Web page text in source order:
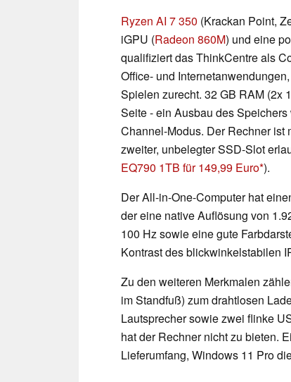
Ryzen AI 7 350 (Krackan Point,
iGPU (Radeon 860M) und eine
qualifiziert das ThinkCentre als
Office- und
Spielen zurecht. 32 GB RAM (2x
Seite - ein Ausbau des
Channel-Modus. Der Rechner ist
zweiter, unbelegter SSD-Slot
EQ790 1TB für 149,99 Euro ).
Der All-in-One-Computer hat
der eine native Auflösung von
100 Hz sowie eine gute
Kontrast des blickwinkelstabilen
Zu den weiteren Merkmalen
im Standfuß) zum drahtlosen
Lautsprecher sowie zwei flinke
hat der Rechner nicht zu bieten.
Lieferumfang, Windows 11 Pro